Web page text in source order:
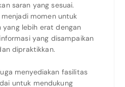
saran yang sesuai.
menjadi momen untuk
yang lebih erat dengan
yang disampaikan
dipraktikkan.
menyediakan fasilitas
untuk mendukung